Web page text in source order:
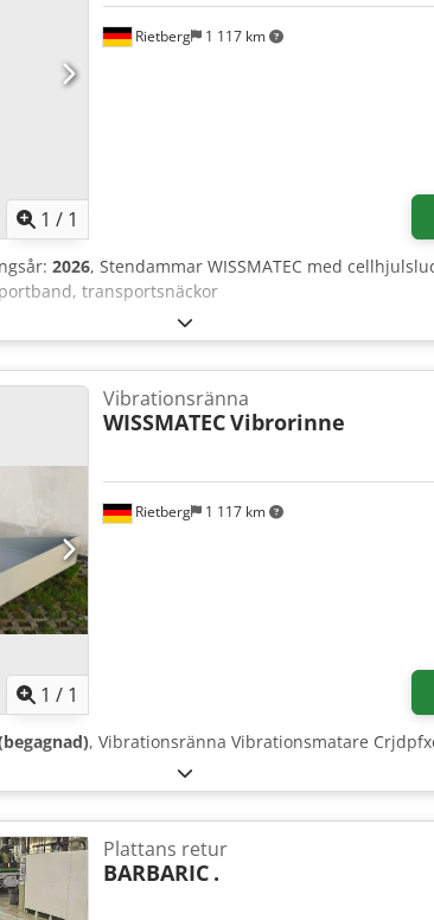
1 / 1
Rietberg 1 117 km
2026, Stendammar WISSMATEC med
transportsnäckor
1 / 1
Rietberg 1 117 km
Vibrationsränna
WISSMATECVibrorinne
, Vibrationsränna Vibrationsmatare
Plattans retur
BARBARIC .